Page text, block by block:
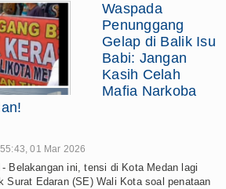
Waspada
Penunggang
Gelap di Balik Isu
Babi: Jangan
Kasih Celah
Mafia Narkoba
01 Mar 2026
- Belakangan ini, tensi di Kota Medan lagi
Surat Edaran (SE) Wali Kota soal penataan